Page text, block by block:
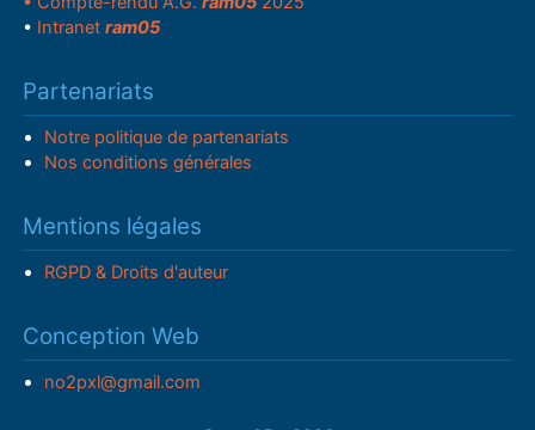
• Intranetram05
Partenariats
Notre politique de partenariats
Nos conditions générales
Mentions légales
RGPD & Droits d'auteur
Conception Web
no2pxl@gmail.com